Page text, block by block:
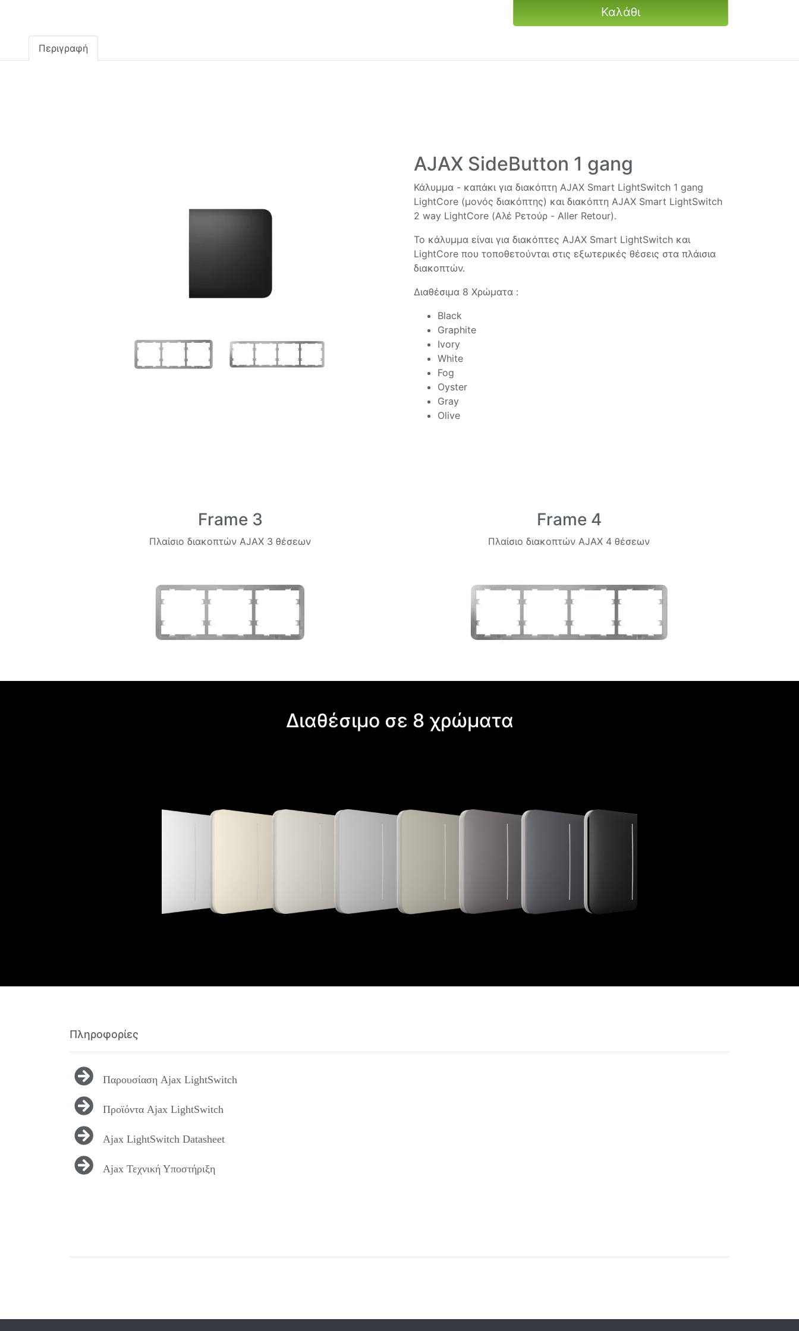
Καλάθι
Περιγραφή
AJAX SideButton 1 gang
Κάλυμμα - καπάκι για διακόπτη AJAX Smart LightSwitch 1 gang
LightCore (μονός διακόπτης) και διακόπτη AJAX Smart LightSwitch
2 way LightCore (Αλέ Ρετούρ - Aller Retour).
Το κάλυμμα είναι για διακόπτες AJAX Smart LightSwitch και
LightCore που τοποθετούνται στις εξωτερικές θέσεις στα πλάισια
διακοπτών.
Διαθέσιμα 8 Χρώματα :
Black
Graphite
Ivory
White
Fog
Oyster
Gray
Olive
Frame 3
Πλαίσιο διακοπτών AJAX 3 θέσεων
Frame 4
Πλαίσιο διακοπτών AJAX 4 θέσεων
Διαθέσιμο σε 8 χρώματα
Πληροφορίες
Παρουσίαση Ajax LightSwitch
Προϊόντα Ajax LightSwitch
Ajax LightSwitch Datasheet
Ajax Τεχνική Υποστήριξη